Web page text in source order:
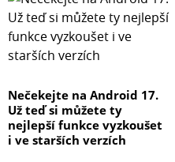
Nečekejte na Android 17.
Už teď si můžete ty
nejlepší funkce vyzkoušet
i ve starších verzích